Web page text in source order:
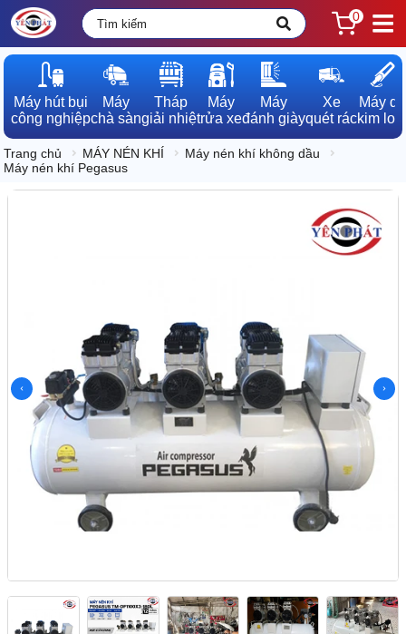
0
Máy hút bụi
công nghiệp
Máy
chà sàn
Tháp
giải nhiệt
Máy
rửa xe
Máy
đánh giày
Xe
quét rác
Máy dò
kim loại
Trang chủ MÁY NÉN KHÍ
Máy nén khí không dầu
Máy nén khí Pegasus